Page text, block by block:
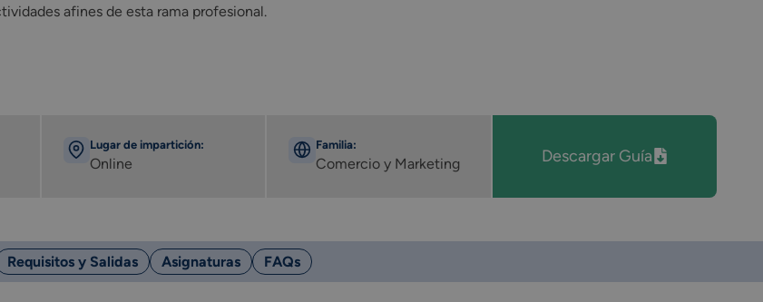
afines de esta rama profesional.
Lugar de impartición:
Online
Familia:
Comercio y Marketing Descargar Guía
Requisitos y Salidas Asignaturas FAQs